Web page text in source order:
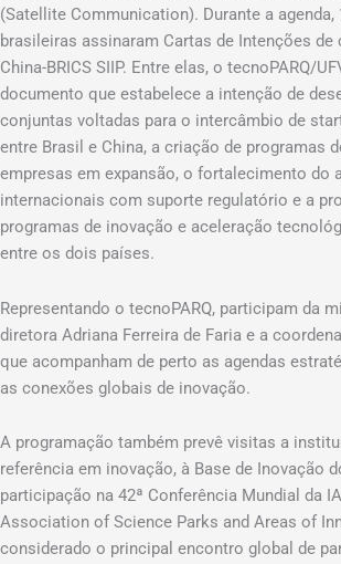
(Satellite Communication). Durante a
brasileiras assinaram Cartas de Intenções
China-BRICS SIIP. Entre elas, o tecnoPARQ/
documento que estabelece a intenção de
conjuntas voltadas para o intercâmbio de
entre Brasil e China, a criação de programas
empresas em expansão, o fortalecimento do
internacionais com suporte regulatório e a
programas de inovação e aceleração
entre os dois países.
Representando o tecnoPARQ, participam da
diretora Adriana Ferreira de Faria e a
que acompanham de perto as agendas
as conexões globais de inovação.
A programação também prevê visitas a
referência em inovação, à Base de Inovação
participação na 42ª Conferência Mundial da
Association of Science Parks and Areas of
considerado o principal encontro global de